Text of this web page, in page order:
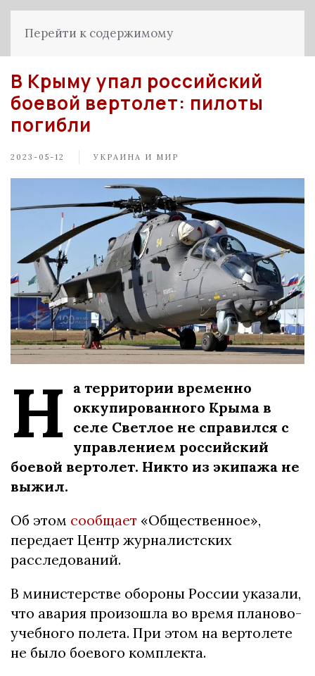
Перейти к содержимому
В Крыму упал российский
боевой вертолет: пилоты
погибли
2023-05-12 УКРАИНА И МИР
Н
а территории временно
оккупированного Крыма в
селе Светлое не справился с
управлением российский
боевой вертолет. Никто из экипажа не
выжил.
Об этом сообщает «Общественное»,
передает Центр журналистских
расследований.
В министерстве обороны России указали,
что авария произошла во время планово-
учебного полета. При этом на вертолете
не было боевого комплекта.